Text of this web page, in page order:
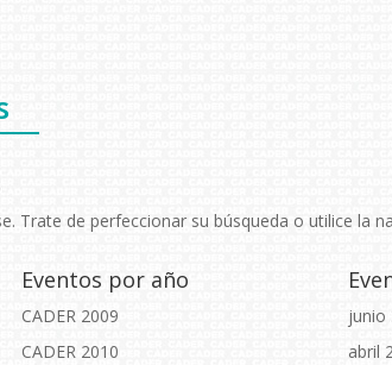
Trate de perfeccionar su búsqueda o utilice la
Eventos por año
CADER 2009
CADER 2010
junio
abril